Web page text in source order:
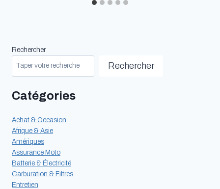
Rechercher
Rechercher
Catégories
Achat & Occasion
Afrique & Asie
Amériques
Assurance Moto
Batterie & Électricité
Carburation & Filtres
Entretien